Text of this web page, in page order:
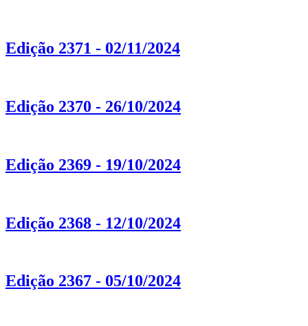
Edição 2371 - 02/11/2024
Edição 2370 - 26/10/2024
Edição 2369 - 19/10/2024
Edição 2368 - 12/10/2024
Edição 2367 - 05/10/2024